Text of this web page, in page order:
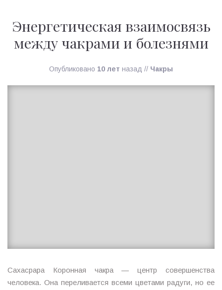
Энергетическая взаимосвязь
между чакрами и болезнями
Опубликовано 10 лет назад // Чакры
Сахасрара Коронная чакра — центр совершенства
человека. Она переливается всеми цветами радуги, но ее